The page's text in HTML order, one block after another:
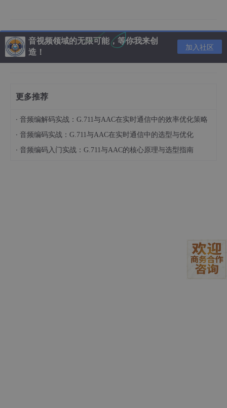
音视频领域的无限可能，等你我来创
造！
加入社区
更多推荐
· 音频编解码实战：G.711与AAC在实时通信中的效率优化策略
· 音频编码实战：G.711与AAC在实时通信中的选型与优化
· 音频编码入门实战：G.711与AAC的核心原理与选型指南